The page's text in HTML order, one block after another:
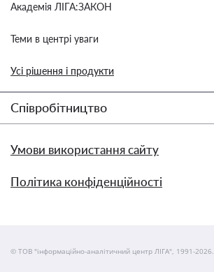
Академія ЛІГА:ЗАКОН
Теми в центрі уваги
Усі рішення і продукти
Співробітництво
Умови використання сайту
Політика конфіденційності
© ТОВ "інформаційно-аналітичний центр ЛІГА", 1991-2026.